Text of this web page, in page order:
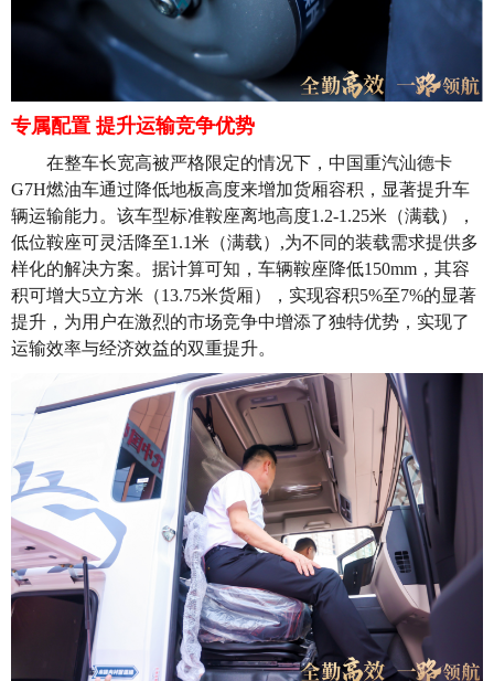
专属配置 提升运输竞争优势
在整车长宽高被严格限定的情况下 ， 中国重汽汕德卡
G7H燃油车通过降低地板高度来增加货厢容积 ，显著提升车
辆运输能力 。该车型标准鞍座离地高度1.2-1.25米（满载），
低位鞍座可灵活降至1.1米（满载） ,为不同的装载需求提供多
样化的解决方案。 据计算可知 ， 车辆鞍座降低150mm，其容
积可增大5立方米 （13.75米货厢）， 实现容积5%至7%的显著
提升 ，为用户在激烈的市场竞争中增添了独特优势，实现了
运输效率与经济效益的双重提升。